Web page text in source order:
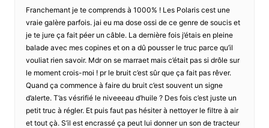
Franchemant je te comprends à 1000% ! Les Polaris cest une
vraie galère parfois. jai eu ma dose ossi de ce genre de soucis et
je te jure ça fait péer un câble. La dernière fois j’étais en pleine
balade avec mes copines et on a dû pousser le truc parce qu’il
vouliat rien savoir. Mdr on se marraet mais c’était pas si drôle sur
le moment crois-moi ! pr le bruit c’est sûr que ça fait pas rêver.
Quand ça commence à faire du bruit c’est souvent un signe
d’alerte. T’as vésrifié le niveeeau d’huile ? Des fois c’est juste un
petit truc à régler. Et puis faut pas hésiter à nettoyer le filtre à air
et tout çà. S’il est encrassé ça peut lui donner un son de tracteur